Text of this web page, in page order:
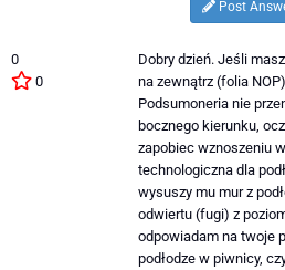
Post
0
0
Dobry dzień. Jeśli
na zewnątrz (folia
Podsumoneria nie
bocznego kierunku,
zapobiec wznoszeniu
technologiczna dla
wysuszy mu mur z
odwiertu (fugi) z
odpowiadam na twoje
podłodze w piwnicy,